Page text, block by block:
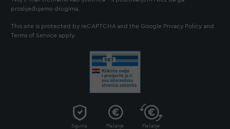
proslijeđujemo drugima.
This site is protected by reCAPTCHA and the Google Privacy Policy and
Terms of Service apply.
Sigurna
Plaćanje
Plaćanje